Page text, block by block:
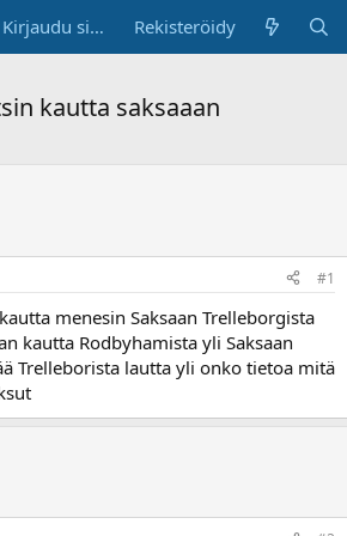
Kirjaudu sisään Rekisteröidy
kautta saksaaan
#1
menesin Saksaan Trelleborgista
kautta Rodbyhamista yli Saksaan
Trelleborista lautta yli onko tietoa mitä